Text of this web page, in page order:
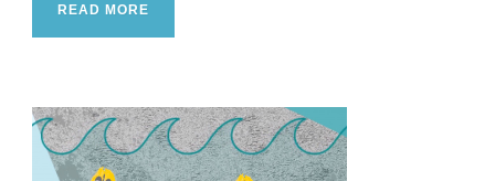
READ MORE